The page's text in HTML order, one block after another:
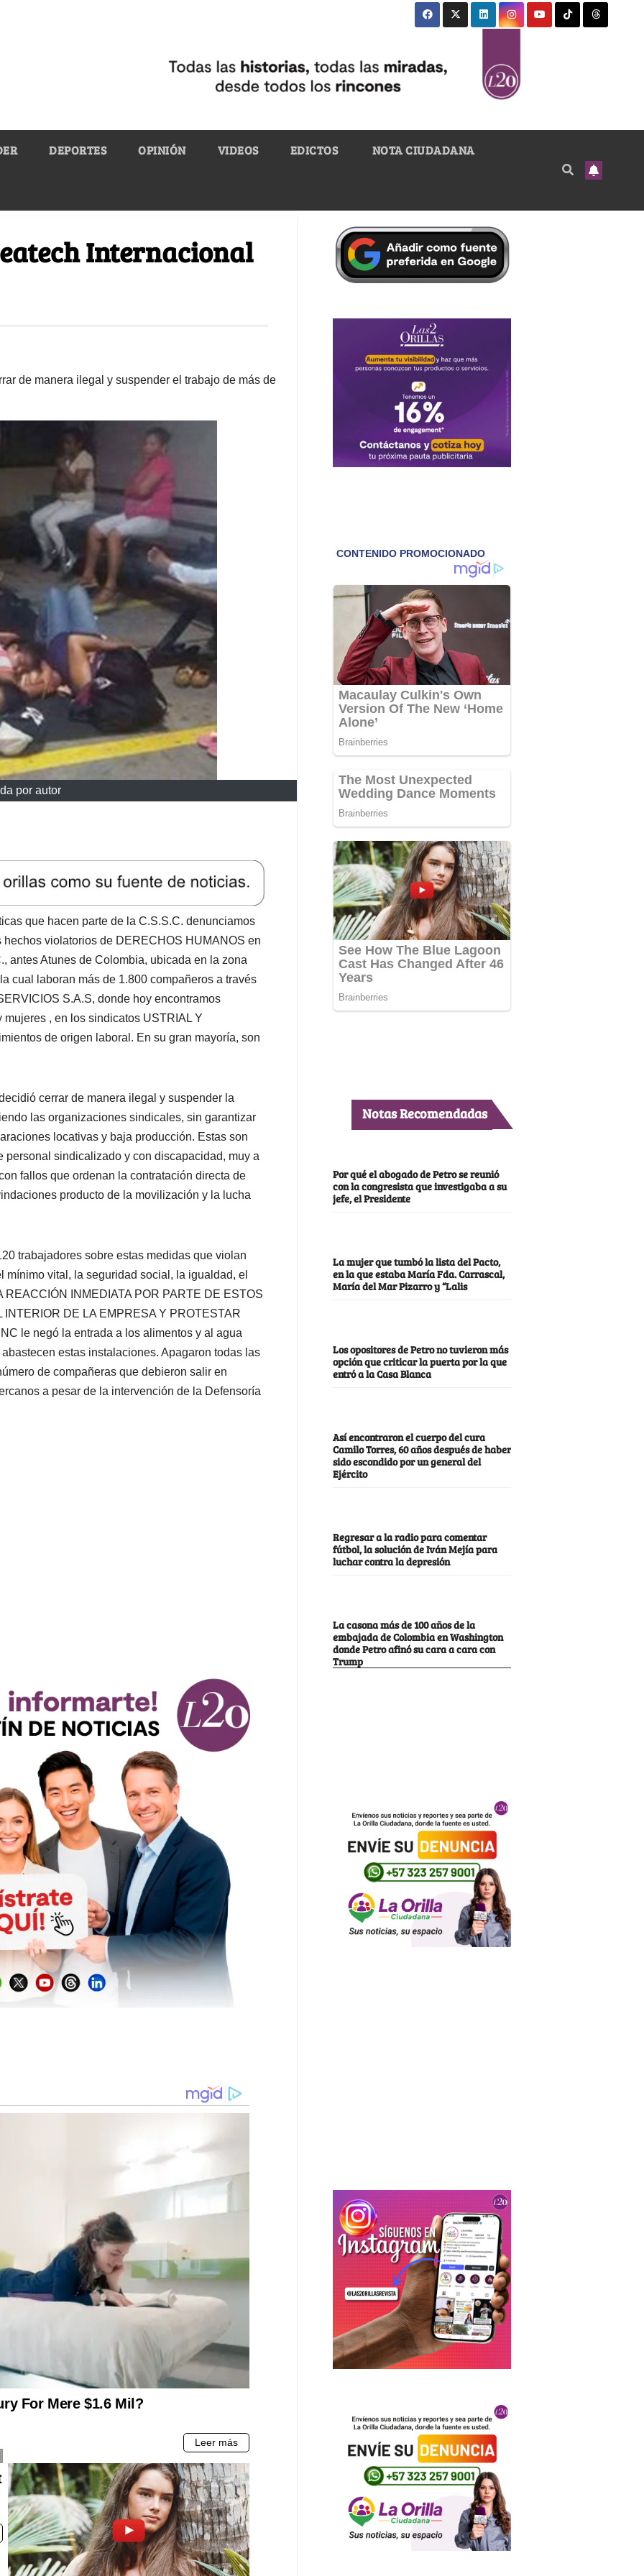
DEPORTES OPINIÓN VIDEOS EDICTOS NOTA CIUDADANA
Internacional
de manera ilegal y suspender el trabajo de más de
por autor
que hacen parte de la C.S.S.C. denunciamos
violatorios de DERECHOS HUMANOS en
antes Atunes de Colombia, ubicada en la zona
cual laboran más de 1.800 compañeros a través
S.A.S, donde hoy encontramos
, en los sindicatos USTRIAL Y
de origen laboral. En su gran mayoría, son
cerrar de manera ilegal y suspender la
las organizaciones sindicales, sin garantizar
locativas y baja producción. Estas son
sindicalizado y con discapacidad, muy a
fallos que ordenan la contratación directa de
producto de la movilización y la lucha
trabajadores sobre estas medidas que violan
vital, la seguridad social, la igualdad, el
INMEDIATA POR PARTE DE ESTOS
DE LA EMPRESA Y PROTESTAR
le negó la entrada a los alimentos y al agua
estas instalaciones. Apagaron todas las
de compañeras que debieron salir en
a pesar de la intervención de la Defensoría
Notas Recomendadas
Por qué el abogado de Petro se reunió
con la congresista que investigaba a su
jefe, el Presidente
La mujer que tumbó la lista del Pacto,
en la que estaba María Fda. Carrascal,
María del Mar Pizarro y “Lalis
Los opositores de Petro no tuvieron más
opción que criticar la puerta por la que
entró a la Casa Blanca
Así encontraron el cuerpo del cura
Camilo Torres, 60 años después de haber
sido escondido por un general del
Ejército
Regresar a la radio para comentar
fútbol, la solución de Iván Mejía para
luchar contra la depresión
La casona más de 100 años de la
embajada de Colombia en Washington
donde Petro afinó su cara a cara con
Trump